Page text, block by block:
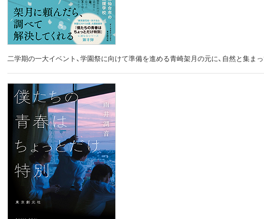
二学期の一大イベント、学園祭に向けて準備を進める青崎架月の元に、自然と集ま